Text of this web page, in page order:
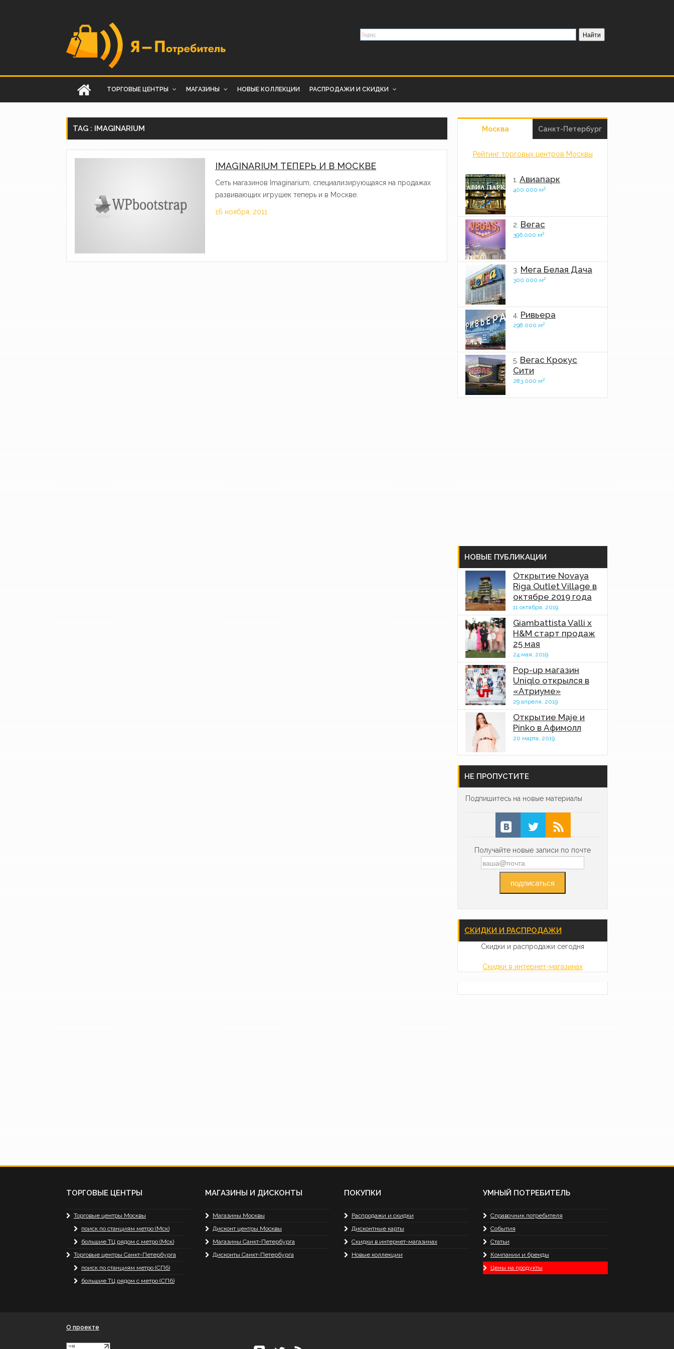
ТОРГОВЫЕ ЦЕНТРЫ МАГАЗИНЫ НОВЫЕ КОЛЛЕКЦИИ РАСПРОДАЖИ И СКИДКИ
TAG : IMAGINARIUM
IMAGINARIUM ТЕПЕРЬ И В МОСКВЕ
Сеть магазинов Imaginarium, специализирующаяся на продажах
развивающих игрушек теперь и в Москве.
16 ноября, 2011
Москва Санкт-Петербург
Рейтинг торговых центров Москвы
1. Авиапарк
400.000 м2
2. Вегас
396.000 м2
3. Мега Белая Дача
300.000 м2
4. Ривьера
298.000 м2
5. Вегас Крокус
Сити
283.000 м2
НОВЫЕ ПУБЛИКАЦИИ
Открытие Novaya
Riga Outlet Village в
октябре 2019 года
11 октября, 2019
Giambattista Valli x
H&M старт продаж
25 мая
24 мая, 2019
Pop-up магазин
Uniqlo открылся в
«Атриуме»
29 апреля, 2019
Открытие Maje и
Pinko в Афимолл
20 марта, 2019
НЕ ПРОПУСТИТЕ
Подпишитесь на новые материалы
Получайте новые записи по почте
СКИДКИ И РАСПРОДАЖИ
Скидки и распродажи сегодня
Скидки в интернет-магазинах
ТОРГОВЫЕ ЦЕНТРЫ
Торговые центры Москвы
поиск по станциям метро (Мск)
большие ТЦ рядом с метро (Мск)
Торговые центры Санкт-Петербурга
поиск по станциям метро (СПб)
большие ТЦ рядом с метро (СПб)
МАГАЗИНЫ И ДИСКОНТЫ
Магазины Москвы
Дисконт центры Москвы
Магазины Санкт-Петербурга
Дисконты Санкт-Петербурга
ПОКУПКИ
Распродажи и скидки
Дисконтные карты
Скидки в интернет-магазинах
Новые коллекции
УМНЫЙ ПОТРЕБИТЕЛЬ
Справочник потребителя
События
Статьи
Компании и бренды
Цены на продукты
О проекте